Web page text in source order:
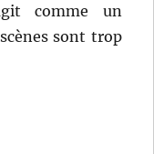
comme un
sont trop